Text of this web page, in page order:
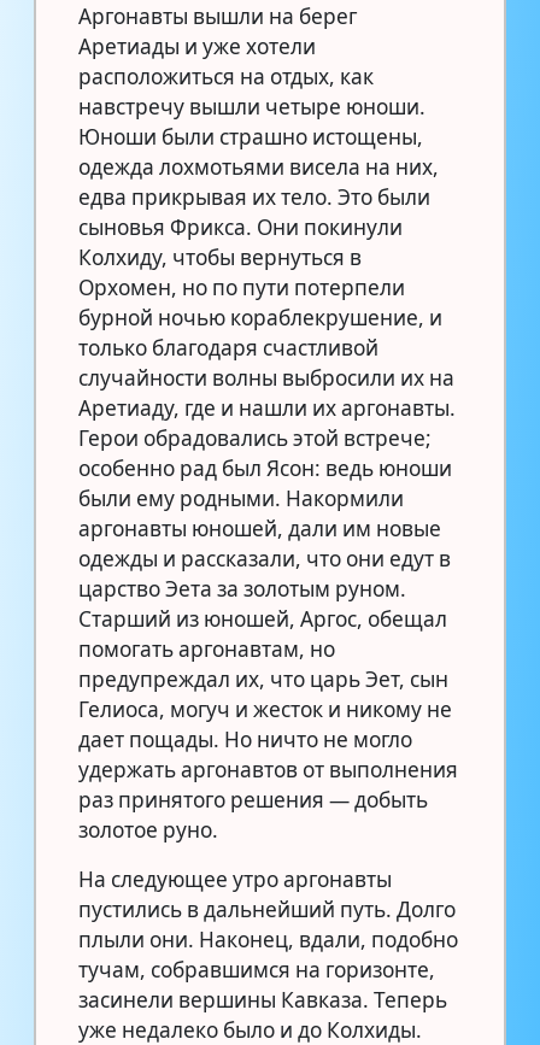
Аргонавты вышли на берег
Аретиады и уже хотели
расположиться на отдых, как
навстречу вышли четыре юноши.
Юноши были страшно истощены,
одежда лохмотьями висела на них,
едва прикрывая их тело. Это были
сыновья Фрикса. Они покинули
Колхиду, чтобы вернуться в
Орхомен, но по пути потерпели
бурной ночью кораблекрушение, и
только благодаря счастливой
случайности волны выбросили их на
Аретиаду, где и нашли их аргонавты.
Герои обрадовались этой встрече;
особенно рад был Ясон: ведь юноши
были ему родными. Накормили
аргонавты юношей, дали им новые
одежды и рассказали, что они едут в
царство Эета за золотым руном.
Старший из юношей, Аргос, обещал
помогать аргонавтам, но
предупреждал их, что царь Эет, сын
Гелиоса, могуч и жесток и никому не
дает пощады. Но ничто не могло
удержать аргонавтов от выполнения
раз принятого решения — добыть
золотое руно.
На следующее утро аргонавты
пустились в дальнейший путь. Долго
плыли они. Наконец, вдали, подобно
тучам, собравшимся на горизонте,
засинели вершины Кавказа. Теперь
уже недалеко было и до Колхиды.